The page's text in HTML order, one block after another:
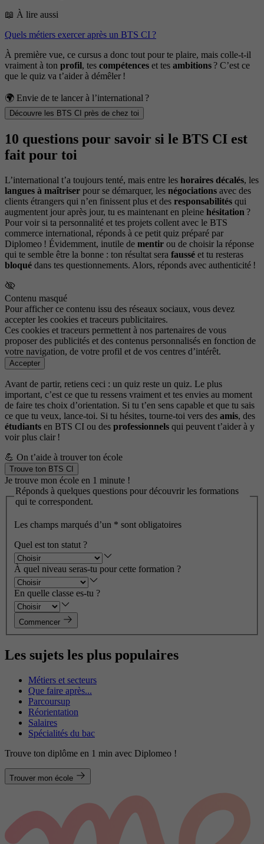
📖 À lire aussi
Quels métiers exercer après un BTS CI ?
À première vue, ce cursus a donc tout pour te plaire, mais colle-t-il
vraiment à ton profil, tes compétences et tes ambitions ? C’est ce
que le quiz va t’aider à démêler !
🌍 Envie de te lancer à l’international ?
Découvre les BTS CI près de chez toi
10 questions pour savoir si le BTS CI est
fait pour toi
L’international t’a toujours tenté, mais entre les horaires décalés, les
langues à maîtriser pour se démarquer, les négociations avec des
clients étrangers qui n’en finissent plus et des responsabilités qui
augmentent jour après jour, tu es maintenant en pleine hésitation ?
Pour voir si ta personnalité et tes projets collent avec le BTS
commerce international, réponds à ce petit quiz préparé par
Diplomeo ! Évidemment, inutile de mentir ou de choisir la réponse
qui te semble être la bonne : ton résultat sera faussé et tu resteras
bloqué dans tes questionnements. Alors, réponds avec authenticité !
Contenu masqué
Pour afficher ce contenu issu des réseaux sociaux, vous devez
accepter les cookies et traceurs publicitaires.
Ces cookies et traceurs permettent à nos partenaires de vous
proposer des publicités et des contenus personnalisés en fonction de
votre navigation, de votre profil et de vos centres d’intérêt.
Accepter
Avant de partir, retiens ceci : un quiz reste un quiz. Le plus
important, c’est ce que tu ressens vraiment et tes envies au moment
de faire tes choix d’orientation. Si tu t’en sens capable et que tu sais
ce que tu veux, lance-toi. Si tu hésites, tourne-toi vers des amis, des
étudiants en BTS CI ou des professionnels qui peuvent t’aider à y
voir plus clair !
💪 On t’aide à trouver ton école
Trouve ton BTS CI
Je trouve mon école en 1 minute !
Réponds à quelques questions pour découvrir les formations
qui te correspondent.
Les champs marqués d’un * sont obligatoires
Quel est ton statut ?
À quel niveau seras-tu pour cette formation ?
En quelle classe es-tu ?
Commencer
Les sujets les plus populaires
Métiers et secteurs
Que faire après...
Parcoursup
Réorientation
Salaires
Spécialités du bac
Trouve ton diplôme en 1 min avec Diplomeo !
Trouver mon école